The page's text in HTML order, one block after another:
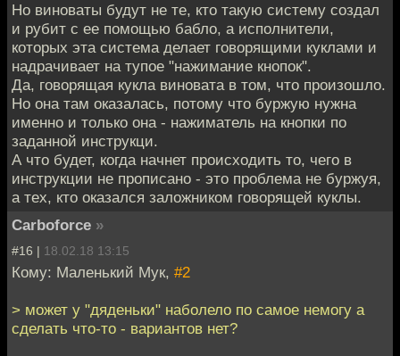
Но виноваты будут не те, кто такую систему создал
и рубит с ее помощью бабло, а исполнители,
которых эта система делает говорящими куклами и
надрачивает на тупое "нажимание кнопок".
Да, говорящая кукла виновата в том, что произошло.
Но она там оказалась, потому что буржую нужна
именно и только она - нажиматель на кнопки по
заданной инструкци.
А что будет, когда начнет происходить то, чего в
инструкции не прописано - это проблема не буржуя,
а тех, кто оказался заложником говорящей куклы.
Carboforce »
#16 | 18.02.18 13:15
Кому: Маленький Мук, #2
> может у "дяденьки" наболело по самое немогу а
сделать что-то - вариантов нет?